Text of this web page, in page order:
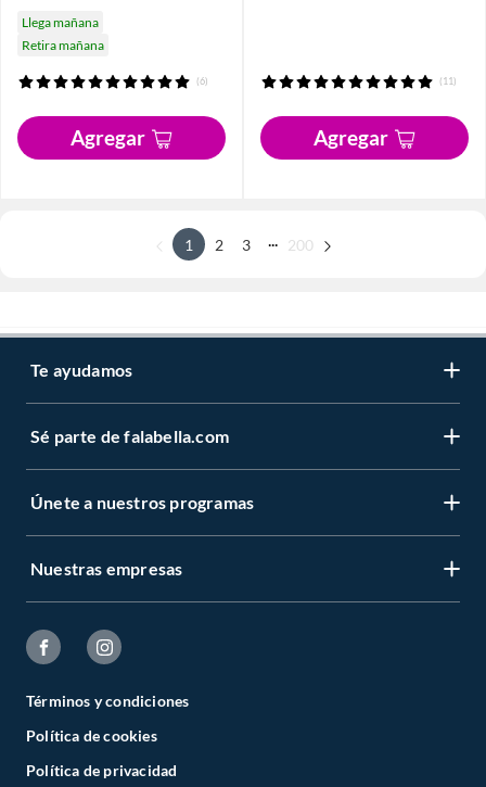
Llega mañana
Retira mañana
(6)
Agregar
(11)
Agregar
1 2 3 200
Te ayudamos
Sé parte de falabella.com
Únete a nuestros programas
Nuestras empresas
Términos y condiciones
Política de cookies
Política de privacidad